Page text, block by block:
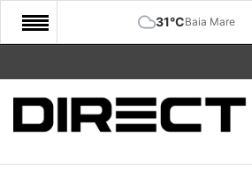
31°CBaia Mare
START
COMUNITATE